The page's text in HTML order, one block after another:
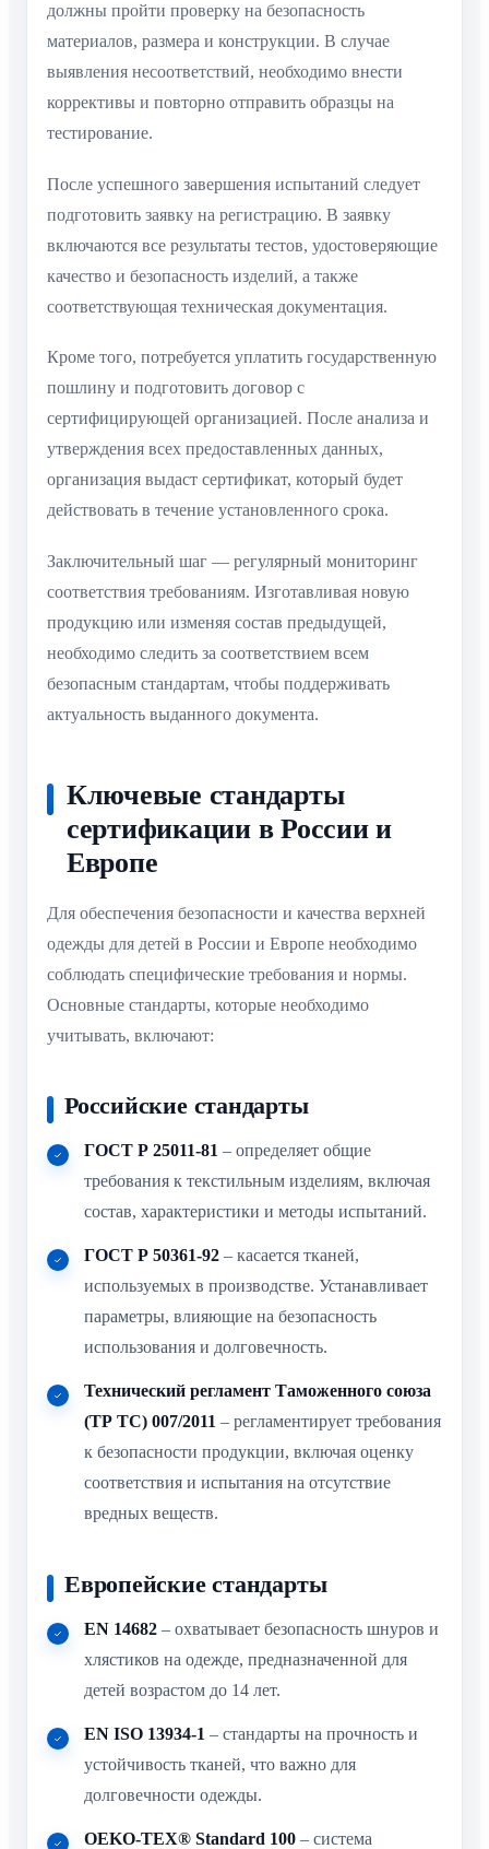
должны пройти проверку на безопасность
материалов, размера и конструкции. В случае
выявления несоответствий, необходимо внести
коррективы и повторно отправить образцы на
тестирование.
После успешного завершения испытаний следует
подготовить заявку на регистрацию. В заявку
включаются все результаты тестов, удостоверяющие
качество и безопасность изделий, а также
соответствующая техническая документация.
Кроме того, потребуется уплатить государственную
пошлину и подготовить договор с
сертифицирующей организацией. После анализа и
утверждения всех предоставленных данных,
организация выдаст сертификат, который будет
действовать в течение установленного срока.
Заключительный шаг — регулярный мониторинг
соответствия требованиям. Изготавливая новую
продукцию или изменяя состав предыдущей,
необходимо следить за соответствием всем
безопасным стандартам, чтобы поддерживать
актуальность выданного документа.
Ключевые стандарты
сертификации в России и
Европе
Для обеспечения безопасности и качества верхней
одежды для детей в России и Европе необходимо
соблюдать специфические требования и нормы.
Основные стандарты, которые необходимо
учитывать, включают:
Российские стандарты
ГОСТ Р 25011-81 – определяет общие
требования к текстильным изделиям, включая
состав, характеристики и методы испытаний.
ГОСТ Р 50361-92 – касается тканей,
используемых в производстве. Устанавливает
параметры, влияющие на безопасность
использования и долговечность.
Технический регламент Таможенного союза
(ТР ТС) 007/2011 – регламентирует требования
к безопасности продукции, включая оценку
соответствия и испытания на отсутствие
вредных веществ.
Европейские стандарты
EN 14682 – охватывает безопасность шнуров и
хлястиков на одежде, предназначенной для
детей возрастом до 14 лет.
EN ISO 13934-1 – стандарты на прочность и
устойчивость тканей, что важно для
долговечности одежды.
OEKO-TEX® Standard 100 – система